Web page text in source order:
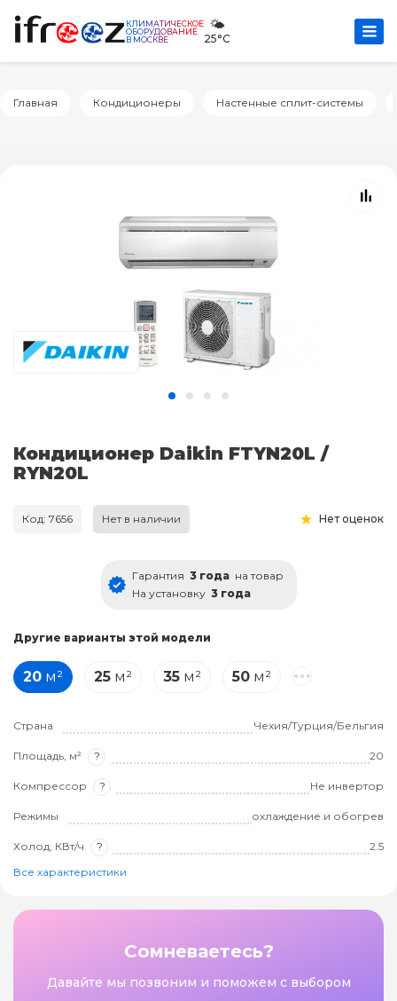
КЛИМАТИЧЕСКОЕ
ОБОРУДОВАНИЕ
В МОСКВЕ
🌤️
25°C
Главная Кондиционеры Настенные сплит-системы
Кондиционер Daikin FTYN20L /
RYN20L
Код: 7656 Нет в наличии Нет оценок
Гарантия 3 года на товар
На установку 3 года
Другие варианты этой модели
20 м² 25 м² 35 м² 50 м²
Страна Чехия/Турция/Бельгия
Площадь, м² ? 20
Компрессор ? Не инвертор
Режимы охлаждение и обогрев
Холод, КВт/ч ?
2.5
Все характеристики
Сомневаетесь?
Давайте мы позвоним и поможем с выбором